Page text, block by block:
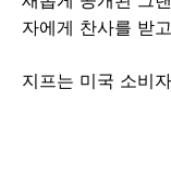
자에게 찬사를 받
지프는 미국 소비